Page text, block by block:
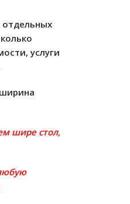
отдельных
услуги
ширина
шире стол,